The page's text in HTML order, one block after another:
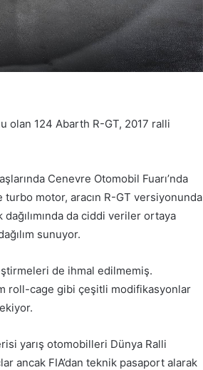
olan 124 Abarth R-GT, 2017 ralli
Cenevre Otomobil Fuarı’nda
turbo motor, aracın R-GT versiyonunda
da ciddi veriler ortaya
sunuyor.
de ihmal edilmemiş.
roll-cage gibi çeşitli modifikasyonlar
yarış otomobilleri Dünya Ralli
ancak FIA’dan teknik pasaport alarak